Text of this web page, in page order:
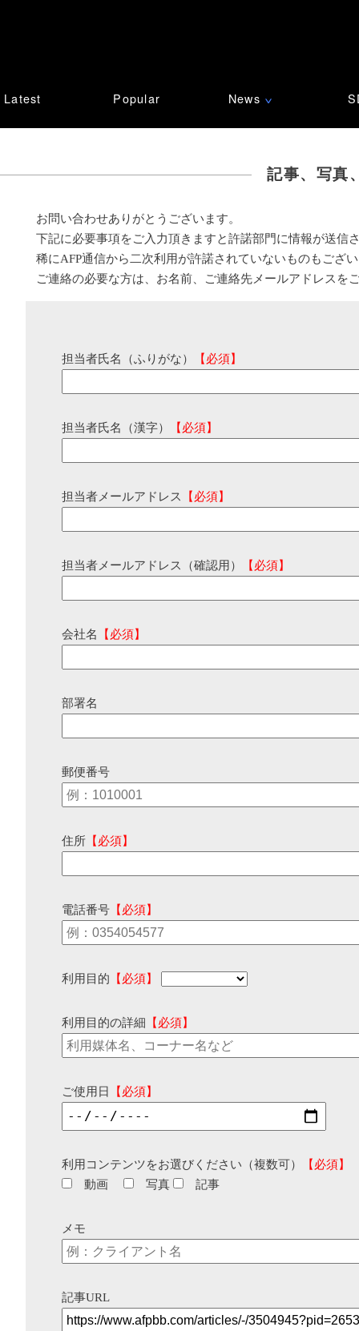
Latest Popular News ∨
記事、写真
お問い合わせありがとうございます。
下記に必要事項をご入力頂きますと許諾部門に情報が送信
稀にAFP通信から二次利用が許諾されていないものもござ
ご連絡の必要な方は、お名前、ご連絡先メールアドレスを
担当者氏名（ふりがな） 【必須】
担当者氏名（漢字） 【必須】
担当者メールアドレス 【必須】
担当者メールアドレス（確認用） 【必須】
会社名 【必須】
部署名
郵便番号
住所 【必須】
電話番号 【必須】
利用目的 【必須】
利用目的の詳細 【必須】
ご使用日 【必須】
利用コンテンツをお選びください（複数可）
【必須】
動画
写真 記事
メモ
記事URL